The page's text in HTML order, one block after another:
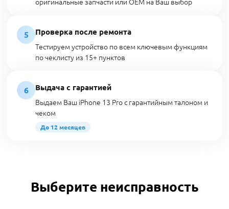
5
Проверка после ремонта
Тестируем устройство по всем ключевым функциям
по чеклисту из 15+ пунктов
6
Выдача с гарантией
Выдаем Ваш iPhone 13 Pro с гарантийным талоном и
чеком
До 12 месяцев
Выберите неисправность